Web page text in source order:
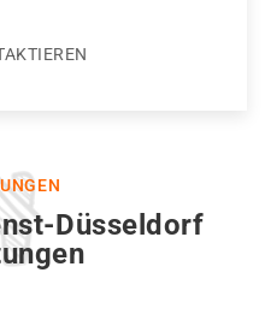
Düsseldorf